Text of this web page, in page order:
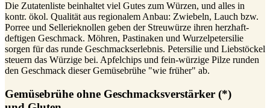
Die Zutatenliste beinhaltet viel Gutes zum Würzen, und alles in
kontr. ökol. Qualität aus regionalem Anbau: Zwiebeln, Lauch bzw.
Porree und Sellerieknollen geben der Streuwürze ihren herzhaft-
deftigen Geschmack. Möhren, Pastinaken und Wurzelpetersilie
sorgen für das runde Geschmackserlebnis. Petersilie und Liebstöckel
steuern das Würzige bei. Apfelchips und fein-würzige Pilze runden
den Geschmack dieser Gemüsebrühe "wie früher" ab.
Gemüsebrühe ohne Geschmacksverstärker (*)